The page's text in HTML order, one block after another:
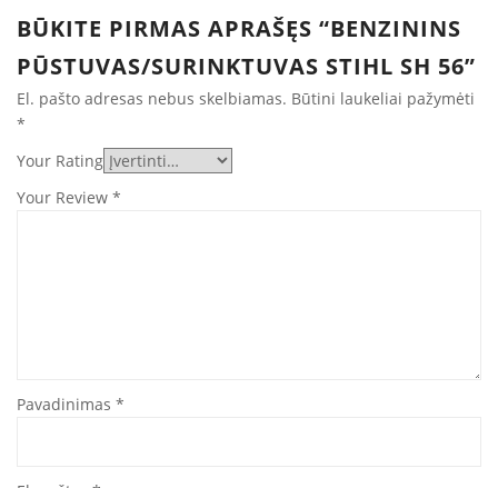
BŪKITE PIRMAS APRAŠĘS “BENZININS
PŪSTUVAS/SURINKTUVAS STIHL SH 56”
El. pašto adresas nebus skelbiamas. Būtini laukeliai pažymėti
*
Your Rating
Your Review *
Pavadinimas *